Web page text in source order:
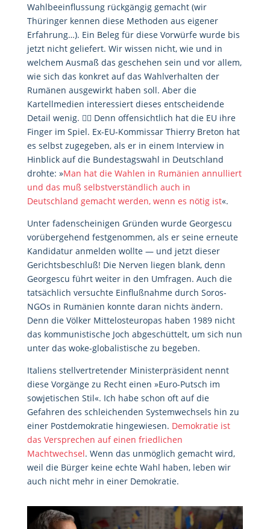
Wahlbeeinflussung rückgängig gemacht (wir
Thüringer kennen diese Methoden aus eigener
Erfahrung…). Ein Beleg für diese Vorwürfe wurde bis
jetzt nicht geliefert. Wir wissen nicht, wie und in
welchem Ausmaß das geschehen sein und vor allem,
wie sich das konkret auf das Wahlverhalten der
Rumänen ausgewirkt haben soll. Aber die
Kartellmedien interessiert dieses entscheidende
Detail wenig. 👉🏻 Denn offensichtlich hat die EU ihre
Finger im Spiel. Ex-EU-Kommissar Thierry Breton hat
es selbst zugegeben, als er in einem Interview in
Hinblick auf die Bundestagswahl in Deutschland
drohte: »Man hat die Wahlen in Rumänien annulliert
und das muß selbstverständlich auch in
Deutschland gemacht werden, wenn es nötig ist«.
Unter fadenscheinigen Gründen wurde Georgescu
vorübergehend festgenommen, als er seine erneute
Kandidatur anmelden wollte — und jetzt dieser
Gerichtsbeschluß! Die Nerven liegen blank, denn
Georgescu führt weiter in den Umfragen. Auch die
tatsächlich versuchte Einflußnahme durch Soros-
NGOs in Rumänien konnte daran nichts ändern.
Denn die Völker Mittelosteuropas haben 1989 nicht
das kommunistische Joch abgeschüttelt, um sich nun
unter das woke-globalistische zu begeben.
Italiens stellvertretender Ministerpräsident nennt
diese Vorgänge zu Recht einen »Euro-Putsch im
sowjetischen Stil«. Ich habe schon oft auf die
Gefahren des schleichenden Systemwechsels hin zu
einer Postdemokratie hingewiesen. Demokratie ist
das Versprechen auf einen friedlichen
Machtwechsel. Wenn das unmöglich gemacht wird,
weil die Bürger keine echte Wahl haben, leben wir
auch nicht mehr in einer Demokratie.